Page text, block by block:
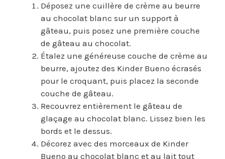
Déposez une cuillère de crème au beurre
au chocolat blanc sur un support à
gâteau, puis posez une première couche
de gâteau au chocolat.
Étalez une généreuse couche de crème au
beurre, ajoutez des Kinder Bueno écrasés
pour le croquant, puis placez la seconde
couche de gâteau.
Recouvrez entièrement le gâteau de
glaçage au chocolat blanc. Lissez bien les
bords et le dessus.
Décorez avec des morceaux de Kinder
Bueno au chocolat blanc et au lait tout